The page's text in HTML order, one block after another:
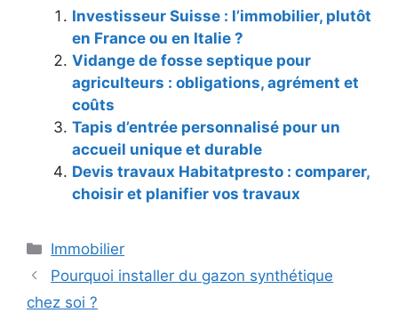
Investisseur Suisse : l’immobilier, plutôt
en France ou en Italie ?
Vidange de fosse septique pour
agriculteurs : obligations, agrément et
coûts
Tapis d’entrée personnalisé pour un
accueil unique et durable
Devis travaux Habitatpresto : comparer,
choisir et planifier vos travaux
Catégories
Immobilier
Pourquoi installer du gazon synthétique
chez soi ?